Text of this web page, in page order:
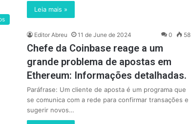
Leia mais »
Editor Abreu 11 de June de 2024 0 58
Chefe da Coinbase reage a um
grande problema de apostas em
Ethereum: Informações detalhadas.
Paráfrase: Um cliente de aposta é um programa que
se comunica com a rede para confirmar transações e
sugerir novos…